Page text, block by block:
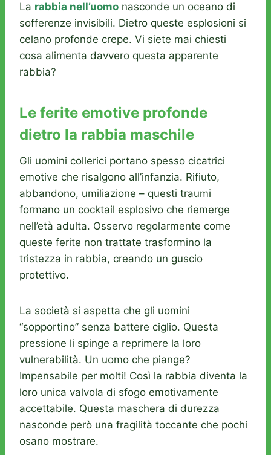
La rabbia nell’uomo nasconde un oceano di
sofferenze invisibili. Dietro queste esplosioni si
celano profonde crepe. Vi siete mai chiesti
cosa alimenta davvero questa apparente
rabbia?
Le ferite emotive profonde
dietro la rabbia maschile
Gli uomini collerici portano spesso cicatrici
emotive che risalgono all’infanzia. Rifiuto,
abbandono, umiliazione – questi traumi
formano un cocktail esplosivo che riemerge
nell’età adulta. Osservo regolarmente come
queste ferite non trattate trasformino la
tristezza in rabbia, creando un guscio
protettivo.
La società si aspetta che gli uomini
“sopportino” senza battere ciglio. Questa
pressione li spinge a reprimere la loro
vulnerabilità. Un uomo che piange?
Impensabile per molti! Così la rabbia diventa la
loro unica valvola di sfogo emotivamente
accettabile. Questa maschera di durezza
nasconde però una fragilità toccante che pochi
osano mostrare.